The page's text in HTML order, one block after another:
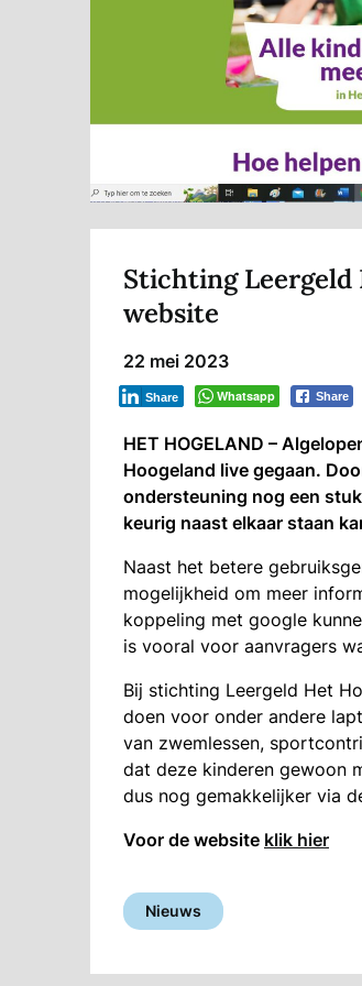
Stichting Leergeld
website
22 mei 2023
Whatsapp Share
Share
HET HOGELAND –
Hoogeland live gegaan.
ondersteuning nog een
keurig naast elkaar staan
Naast het betere
mogelijkheid om meer
koppeling met google
is vooral voor aanvragers
Bij stichting Leergeld Het
doen voor onder andere
van zwemlessen,
dat deze kinderen gewoon
dus nog gemakkelijker via
Voor de website klik hier
Nieuws